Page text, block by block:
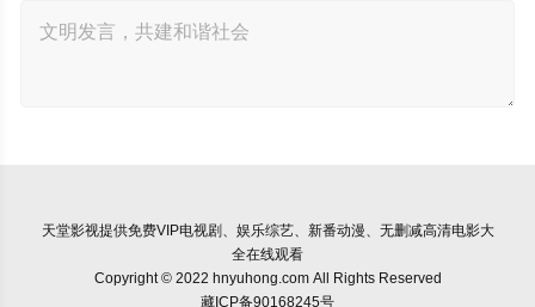
天堂影视提供免费VIP电视剧、娱乐综艺、新番动漫、无删减高清电影大
全在线观看
Copyright © 2022 hnyuhong.com All Rights Reserved
藏ICP备90168245号